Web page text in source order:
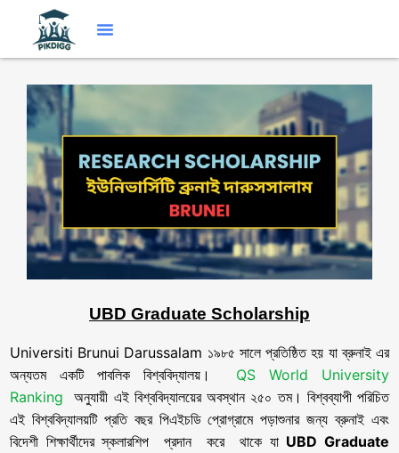
UBD Graduate Scholarship
Universiti Brunui Darussalam ১৯৮৫ সালে প্রতিষ্ঠিত হয় যা ব্রুনাই এর
অন্যতম একটি পাবলিক বিশ্ববিদ্যালয়। QS World University
Ranking অনুযায়ী এই বিশ্ববিদ্যালয়ের অবস্থান ২৫০ তম। বিশ্বব্যাপী পরিচিত
এই বিশ্ববিদ্যালয়টি প্রতি বছর পিএইচডি প্রোগ্রামে পড়াশুনার জন্য ব্রুনাই এবং
বিদেশী শিক্ষার্থীদের স্কলারশিপ প্রদান করে থাকে যা UBD Graduate